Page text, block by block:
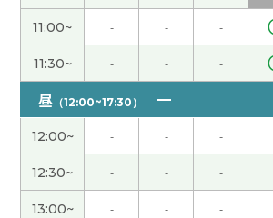
谢谢。下次见吧。 ( 男性 )
谢谢您的课程。 通过重新排列单词
难。但是我认为这需要积累，所以我
レッスンありがとうございました
えで文章を作ることはとても難しい
し、たくさんの積み重ねであると思
張ります。
11:00~ - - -
11:30~ - - -
昼 （12:00~17:30）
12:00~ - - -
12:30~ - - -
13:00~ - - -